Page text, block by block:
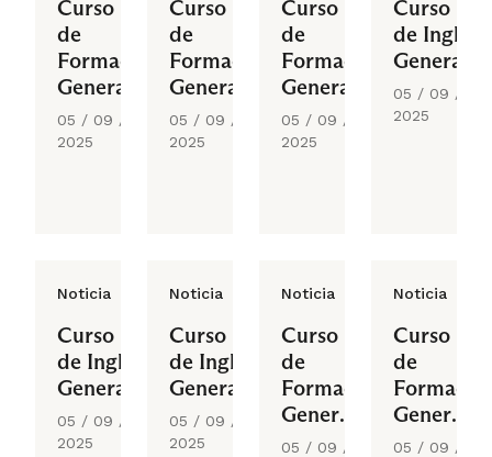
Curso
de
Formación
General
05 / 09 /
2025
Curso
de
Formación
General
05 / 09 /
2025
Curso
de
Formación
General
05 / 09 /
2025
Curso
de Inglés
General
05 / 09 /
2025
Noticia
Curso
de Inglés
General
05 / 09 /
2025
Noticia
Curso
de Inglés
General
05 / 09 /
2025
Noticia
Curso
de
Formación
General
3
05 / 09 /
Noticia
Curso
de
General
4
05 / 09 /